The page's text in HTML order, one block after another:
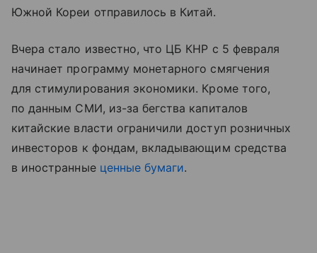
Южной Кореи отправилось в Китай.
Вчера стало известно, что ЦБ КНР с 5 февраля
начинает программу монетарного смягчения
для стимулирования экономики. Кроме того,
по данным СМИ, из-за бегства капиталов
китайские власти ограничили доступ розничных
инвесторов к фондам, вкладывающим средства
в иностранные ценные бумаги.